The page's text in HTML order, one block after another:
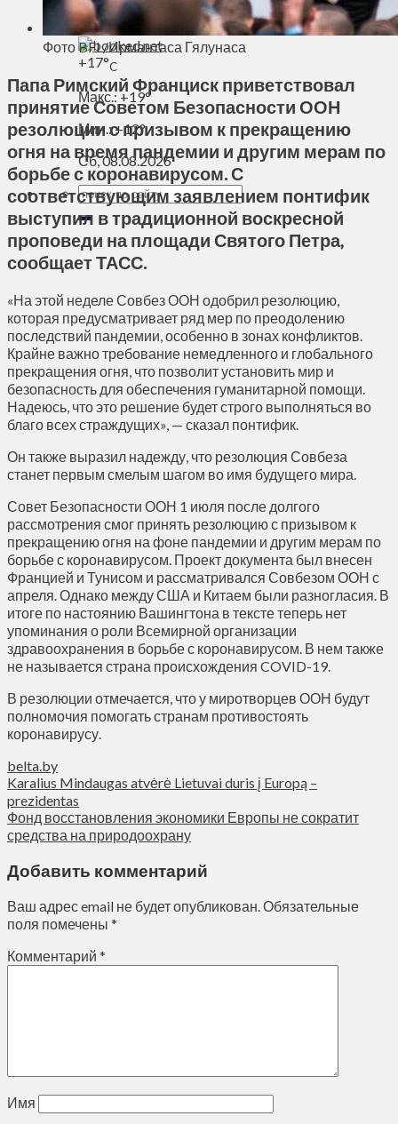
Вильнюс
+17°C
Макс.:+19°
Мин.:+12°
Сб, 08.08.2026
Фото BFL/Ирмантаса Гялунаса
Папа Римский Франциск приветствовал
принятие Советом Безопасности ООН
резолюции с призывом к прекращению
огня на время пандемии и другим мерам по
борьбе с коронавирусом. С
соответствующим заявлением понтифик
выступил в традиционной воскресной
проповеди на площади Святого Петра,
сообщает ТАСС.
«На этой неделе Совбез ООН одобрил резолюцию,
которая предусматривает ряд мер по преодолению
последствий пандемии, особенно в зонах конфликтов.
Крайне важно требование немедленного и глобального
прекращения огня, что позволит установить мир и
безопасность для обеспечения гуманитарной помощи.
Надеюсь, что это решение будет строго выполняться во
благо всех страждущих», — сказал понтифик.
Он также выразил надежду, что резолюция Совбеза
станет первым смелым шагом во имя будущего мира.
Совет Безопасности ООН 1 июля после долгого
рассмотрения смог принять резолюцию с призывом к
прекращению огня на фоне пандемии и другим мерам по
борьбе с коронавирусом. Проект документа был внесен
Францией и Тунисом и рассматривался Совбезом ООН с
апреля. Однако между США и Китаем были разногласия. В
итоге по настоянию Вашингтона в тексте теперь нет
упоминания о роли Всемирной организации
здравоохранения в борьбе с коронавирусом. В нем также
не называется страна происхождения COVID-19.
В резолюции отмечается, что у миротворцев ООН будут
полномочия помогать странам противостоять
коронавирусу.
belta.by
Karalius Mindaugas atvėrė Lietuvai duris į Europą –
prezidentas
Фонд восстановления экономики Европы не сократит
средства на природоохрану
Добавить комментарий
Ваш адрес email не будет опубликован.Обязательные
поля помечены *
Комментарий *
Имя